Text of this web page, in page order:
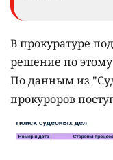
В прокуратуре
решение по
По данным из
прокуроров